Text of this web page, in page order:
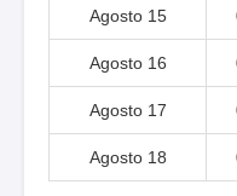
Agosto 15
Agosto 16
Agosto 17
Agosto 18